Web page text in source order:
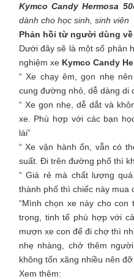
Kymco Candy Hermosa
dành cho học sinh, sinh viên
Phản hồi từ người dùng về
Dưới đây sẽ là một số phản
nghiệm xe Kymco Candy
“ Xe chạy êm, gọn nhẹ
cung đường nhỏ, dễ dàng di
“ Xe gọn nhẹ, dễ dắt và
xe. Phù hợp với các bạn
lái”
“ Xe vận hành ổn, vẫn có
suất. Đi trên đường phố thì
“ Giá rẻ mà chất lượng
thành phố thì chiếc này mua
“Mình chọn xe này cho
trọng, tinh tế phù hợp với
mượn xe con để đi chợ thì
nhẹ nhàng, chở thêm
không tốn xăng nhiều nên
Xem thêm: